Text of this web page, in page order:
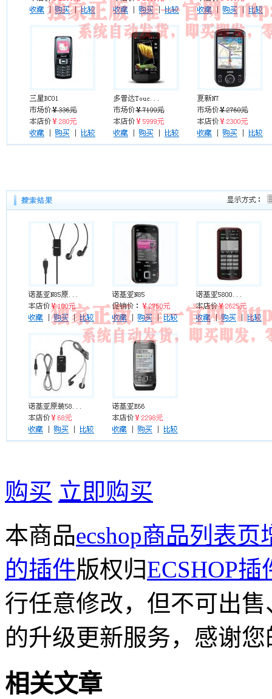
购买 立即购买
本商品ecshop商品列表
的插件版权归ECSHOP插
行任意修改，但不可出
的升级更新服务，感谢
相关文章